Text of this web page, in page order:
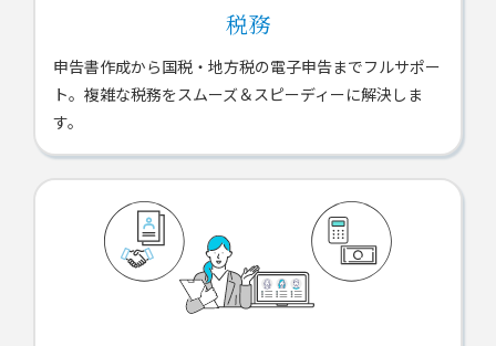
税務
申告書作成から国税・地方税の電子申告までフルサポー
ト。複雑な税務をスムーズ＆スピーディーに解決しま
す。